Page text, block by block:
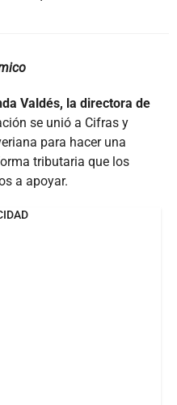
Valdés, la directora de
se unió a Cifras y
para hacer una
tributaria que los
a apoyar.